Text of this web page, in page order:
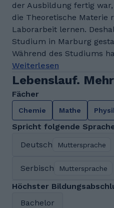
der Ausbildung fertig
die Theoretische Materie
Laborarbeit lernen.
Studium in Marburg
Während des Studiums
Weiterlesen
Lebenslauf.
Fächer
Chemie Mathe
Spricht folgende
Deutsch
Muttersprache
Serbisch Muttersprache
Höchster
Bachelor